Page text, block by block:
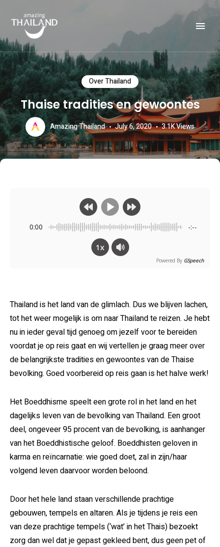
AMAZING THAILAND
Officiële website van de Toeristische Autoriteit van Thailand.
Over Thailand
Thaise tradities en gewoontes
Amazing Thailand July 6, 2020 3.1KViews
0:00 -:--
1x
Powered By GSpeech
Thailand is het land van de glimlach. Dus we blijven lachen,
tot het weer mogelijk is om naar Thailand te reizen. Je hebt
nu in ieder geval tijd genoeg om jezelf voor te bereiden
voordat je op reis gaat en wij vertellen je graag meer over
de belangrijkste tradities en gewoontes van de Thaise
bevolking. Goed voorbereid op reis gaan is het halve werk!
Het Boeddhisme speelt een grote rol in het land en het
dagelijks leven van de bevolking van Thailand. Een groot
deel, ongeveer 95 procent van de bevolking, is aanhanger
van het Boeddhistische geloof. Boeddhisten geloven in
karma en reïncarnatie: wie goed doet, zal in zijn/haar
volgend leven daarvoor worden beloond.
Door het hele land staan verschillende prachtige
gebouwen, tempels en altaren. Als je tijdens je reis een
van deze prachtige tempels (‘wat’ in het Thais) bezoekt
zorg dan wel dat je gepast gekleed bent, dus geen pet of